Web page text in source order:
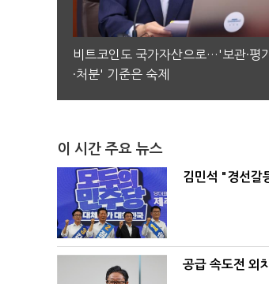
비트코인도 국가자산으로…'보관·평
·처분' 기준은 숙제
이 시간 주요 뉴스
김민석 "경선갈
공급 속도전 외